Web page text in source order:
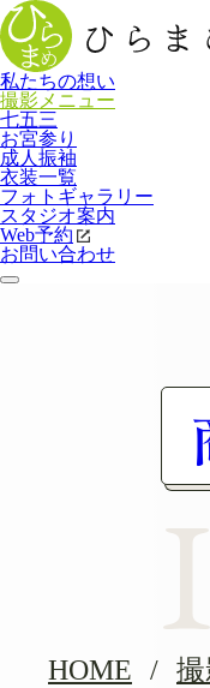
私たちの想い
撮影メニュー
七五三
お宮参り
成人振袖
衣装一覧
フォトギャラリー
スタジオ案内
Web予約
お問い合わせ
HOME